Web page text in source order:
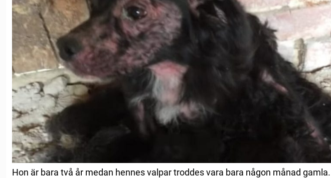
Hon är bara två år medan hennes valpar troddes vara bara någon månad gamla.